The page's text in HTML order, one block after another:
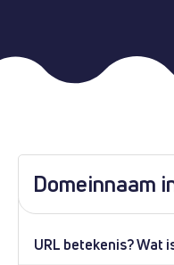
Domeinnaam
URL betekenis? Wat